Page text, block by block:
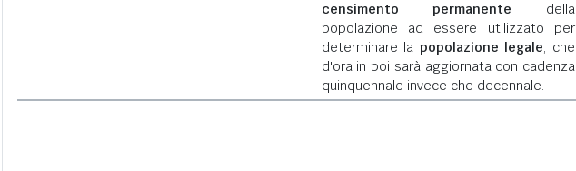
censimento permanente della
popolazione ad essere utilizzato per
determinare la popolazione legale, che
d'ora in poi sarà aggiornata con cadenza
quinquennale invece che decennale.